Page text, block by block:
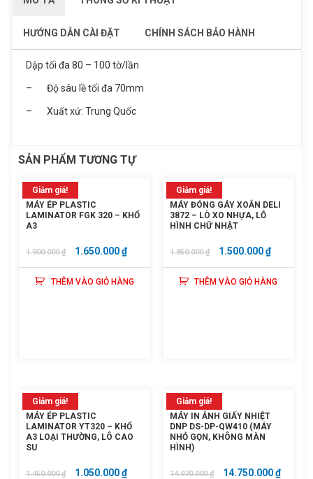
HƯỚNG DẪN CÀI ĐẶT CHÍNH SÁCH BẢO HÀNH
Dập tối đa 80 – 100 tờ/lần
– Độ sâu lề tối đa 70mm
– Xuất xứ: Trung Quốc
SẢN PHẨM TƯƠNG TỰ
Giảm giá!
MÁY ÉP PLASTIC
LAMINATOR FGK 320 – KHỔ
A3
1.900.000₫
GIÁ
GỐC
LÀ:
1.650.000₫GIÁ
HIỆN
TẠI
THÊM VÀO GIỎ HÀNG
Giảm giá!
MÁY ĐÓNG GÁY XOẮN DELI
3872 – LÒ XO NHỰA, LỖ
HÌNH CHỮ NHẬT
1.850.000₫
GIÁ
GỐC
LÀ:
1.500.000₫GIÁ
HIỆN
TẠI
THÊM VÀO GIỎ HÀNG
Giảm giá!
MÁY ÉP PLASTIC
LAMINATOR YT320 – KHỔ
A3 LOẠI THƯỜNG, LÔ CAO
SU
1.450.000₫
GIÁ
1.050.000₫GIÁ
Giảm giá!
MÁY IN ẢNH GIẤY NHIỆT
DNP DS-DP-QW410 (MÁY
NHỎ GỌN, KHÔNG MÀN
HÌNH)
14.970.000₫
GIÁ
14.750.000₫GIÁ
ĐĂNG KÝ TƯ VẤN
Họ và tênSản phẩm vừa được thêm vào giỏ
Dập ghim trung Deli 0390
Đi đến giỏ hàng